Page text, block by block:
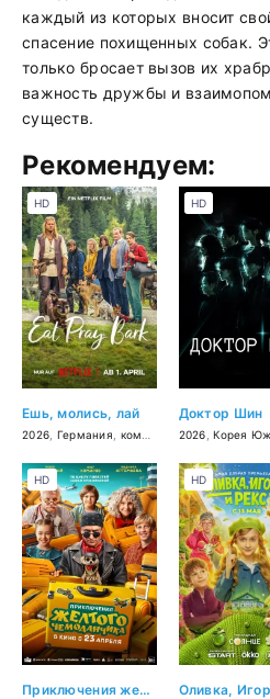
каждый из которых вносит
спасение похищенных собак.
только бросает вызов их
важность дружбы и
существ.
Рекомендуем:
Ешь, молись, лай
2026 Германия комедия
HD
Доктор Шин
2026 ,Корея
HD
Приключения желтого чемоданчика
HD HD